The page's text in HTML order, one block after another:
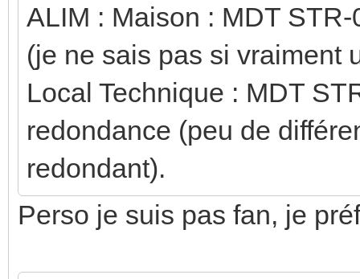
ALIM : Maison : MDT
(je ne sais pas si vraiment
Local Technique : MDT
redondance (peu de
redondant).
Perso je suis pas fan, je